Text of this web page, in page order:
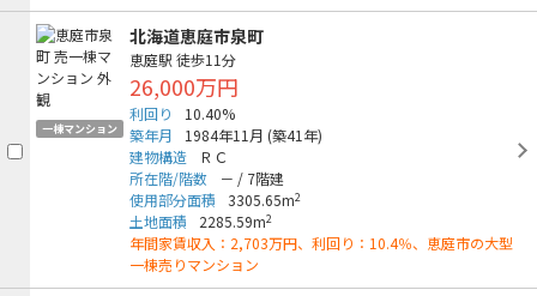
一棟マンション
北海道恵庭市泉町
恵庭駅 徒歩11分
26,000万円
利回り
10.40%
築年月
1984年11月 (築41年)
建物構造
ＲＣ
所在階/階数
－ / 7階建
使用部分面積
3305.65m2
土地面積 2285.59m2
年間家賃収入：2,703万円、利回り：10.4％、恵庭市の大型
一棟売りマンション